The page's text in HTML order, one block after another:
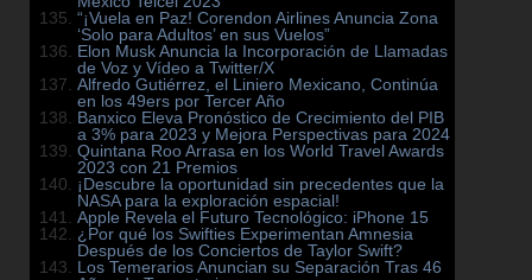
“¡Vuela en Paz! Corendon Airlines Anuncia Zona
‘Solo para Adultos’ en sus Vuelos”
Elon Musk Anuncia la Incorporación de Llamadas
de Voz y Vídeo a Twitter/X
Alfredo Gutiérrez, el Liniero Mexicano, Continúa
en los 49ers por Tercer Año
Banxico Eleva Pronóstico de Crecimiento del PIB
a 3% para 2023 y Mejora Perspectivas para 2024
Quintana Roo Arrasa en los World Travel Awards
2023 con 21 Premios
¡Descubre la oportunidad sin precedentes que la
NASA para la exploración espacial!
Apple Revela el Futuro Tecnológico: iPhone 15
¿Por qué los Swifties Experimentan Amnesia
Después de los Conciertos de Taylor Swift?
Los Temerarios Anuncian su Separación Tras 46